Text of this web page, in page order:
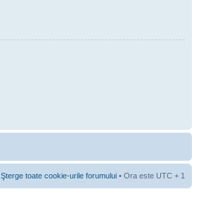
Şterge toate cookie-urile forumului • Ora este UTC + 1